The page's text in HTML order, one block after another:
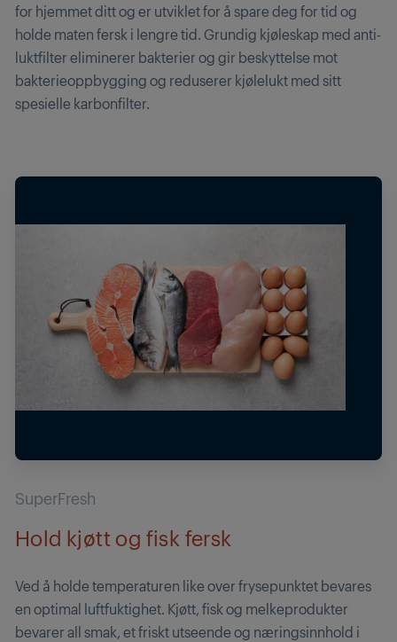
for hjemmet ditt og er utviklet for å spare deg for tid og
holde maten fersk i lengre tid. Grundig kjøleskap med anti-
luktfilter eliminerer bakterier og gir beskyttelse mot
bakterieoppbygging og reduserer kjølelukt med sitt
spesielle karbonfilter.
SuperFresh
Hold kjøtt og fisk fersk
Ved å holde temperaturen like over frysepunktet bevares
en optimal luftfuktighet. Kjøtt, fisk og melkeprodukter
bevarer all smak, et friskt utseende og næringsinnhold i